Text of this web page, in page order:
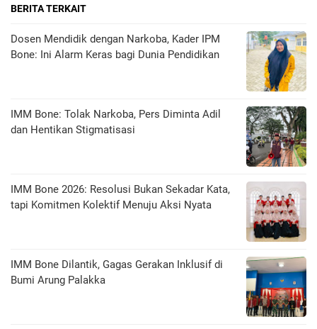
BERITA TERKAIT
Dosen Mendidik dengan Narkoba, Kader IPM
Bone: Ini Alarm Keras bagi Dunia Pendidikan
IMM Bone: Tolak Narkoba, Pers Diminta Adil
dan Hentikan Stigmatisasi
IMM Bone 2026: Resolusi Bukan Sekadar Kata,
tapi Komitmen Kolektif Menuju Aksi Nyata
IMM Bone Dilantik, Gagas Gerakan Inklusif di
Bumi Arung Palakka